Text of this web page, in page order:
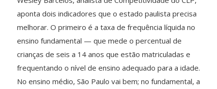
aponta dois indicadores que o estado paulista precisa
melhorar. O primeiro é a taxa de frequência líquida no
ensino fundamental — que mede o percentual de
crianças de seis a 14 anos que estão matriculadas e
frequentando o nível de ensino adequado para a idade.
No ensino médio, São Paulo vai bem; no fundamental, a